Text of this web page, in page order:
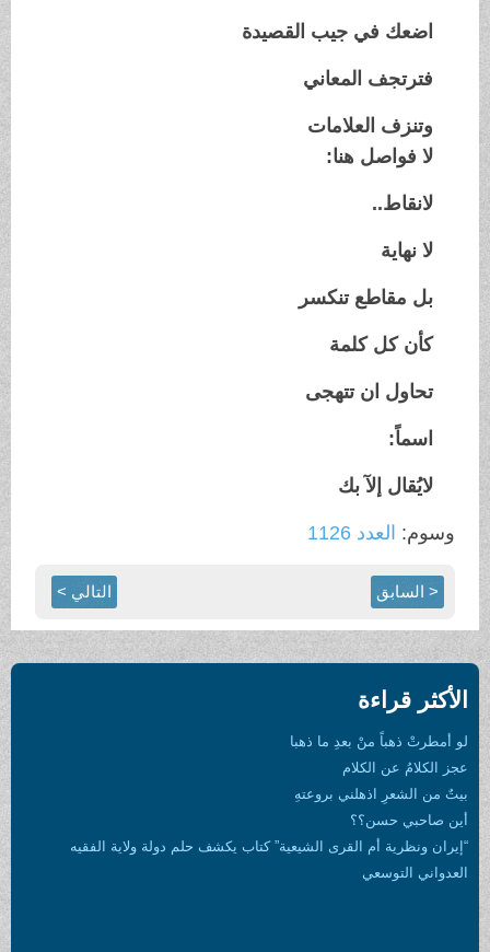
اضعك في جيب القصيدة
فترتجف المعاني
وتنزف العلامات
لا فواصل هنا:
لانقاط..
لا نهاية
بل مقاطع تنكسر
كأن كل كلمة
تحاول ان تتهجى
اسماً:
لايُقال إلآ بك
وسوم:العدد 1126
< السابق التالي >
الأكثر قراءة
لو أمطرتْ ذهباً منْ بعدِ ما ذهبا
عجز الكلامُ عن الكلام
بيتٌ من الشعرِ اذهلني بروعتهِ
أين صاحبي حسن؟؟
“إيران ونظرية أم القرى الشيعية” كتاب يكشف حلم دولة ولاية الفقيه
العدواني التوسعي